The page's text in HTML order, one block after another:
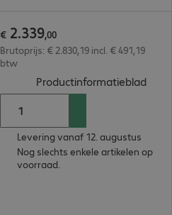
€ 2.339,00
Brutoprijs: € 2.830,19 incl. € 491,19
btw
Productinformatieblad
Levering vanaf 12. augustus
Nog slechts enkele artikelen op
voorraad.